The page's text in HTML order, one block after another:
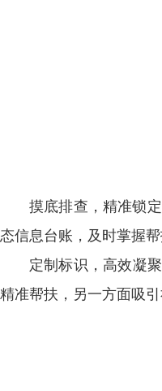
摸底排查，精准锁
态信息台账，及时掌握
定制标识，高效凝
精准帮扶，另一方面吸